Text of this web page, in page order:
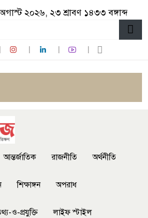
২০২৬, ২৩ শ্রাবণ ১৪৩৩ বঙ্গাব্দ
আন্তর্জাতিক রাজনীতি অর্থনীতি
শিক্ষাঙ্গন অপরাধ
ও-প্রযুক্তি লাইফ স্টাইল